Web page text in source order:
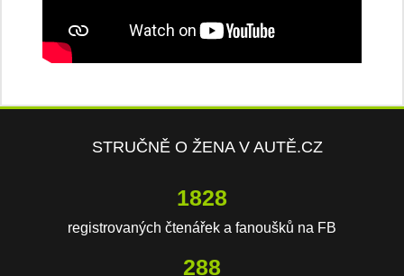
STRUČNĚ O ŽENA V AUTĚ.CZ
2688
registrovaných čtenářek a fanoušků na FB
424